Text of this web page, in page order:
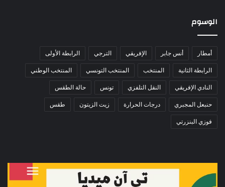
الوسوم
أمطار أنس جابر الإفريقي الترجي الرابطة الأولى
الرابطة الثانية المنتخب المنتخب التونسي المنتخب الوطني
النادي الإفريقي النقل التلفزي تونس حالة الطقس
حنبعل المجبري درجات الحرارة زيت الزيتون طقس
فوزي البنزرتي